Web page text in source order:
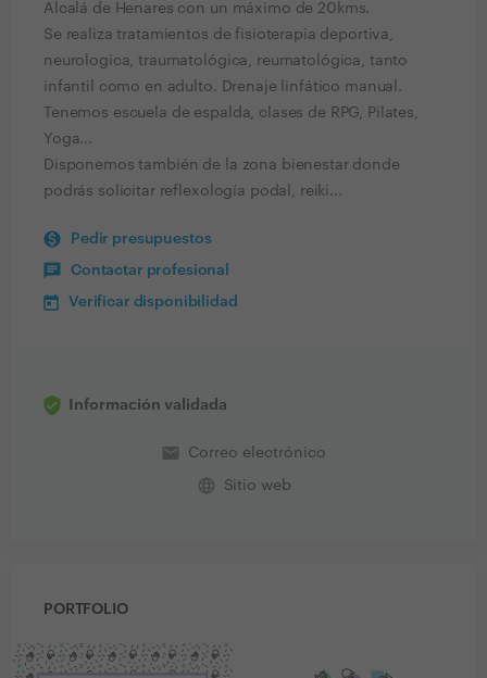
Alcalá de Henares con un máximo de 20kms.
Se realiza tratamientos de fisioterapia deportiva,
neurologica, traumatológica, reumatológica, tanto
infantil como en adulto. Drenaje linfático manual.
Tenemos escuela de espalda, clases de RPG, Pilates,
Yoga...
Disponemos también de la zona bienestar donde
podrás solicitar reflexología podal, reiki...
Pedir presupuestos
Contactar profesional
Verificar disponibilidad
Información validada
email Correo electrónico
language Sitio web
PORTFOLIO